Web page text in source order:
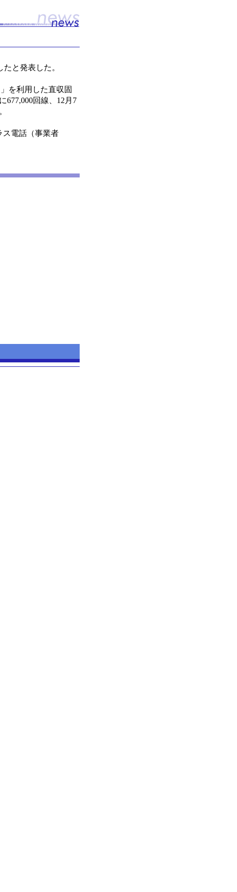
と発表した。
を利用した直収固
677,000回線、12月7
電話（事業者